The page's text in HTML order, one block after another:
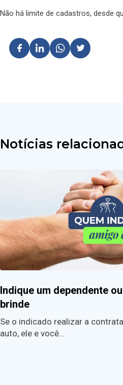
Não há limite de cadastros, desde
Notícias
Indique um dependente
brinde
Se o indicado realizar a
auto, ele e você…